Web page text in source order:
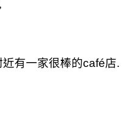
,
近有一家很棒的café店.